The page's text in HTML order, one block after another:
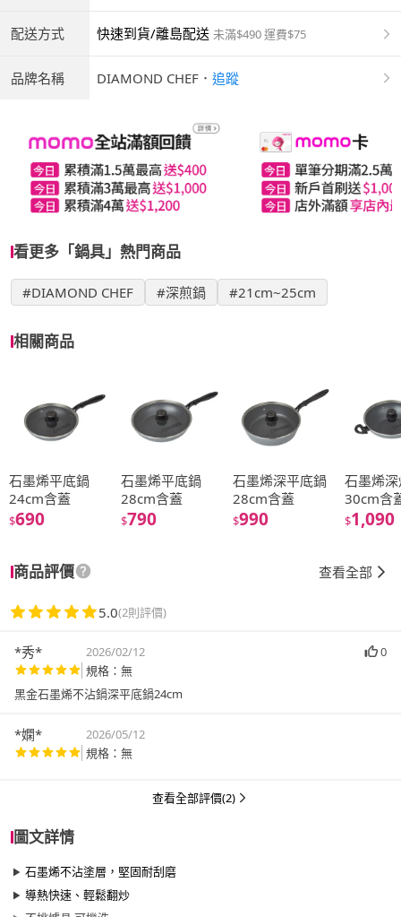
配送方式 快速到貨/離島配送 未滿$490 運費$75
品牌名稱 DIAMOND CHEF ． 追蹤
看更多「鍋具」熱門商品
#DIAMOND CHEF #深煎鍋 #21cm~25cm
相關商品
石墨烯平底鍋
24cm含蓋
$690
石墨烯平底鍋
28cm含蓋
$790
石墨烯深平底鍋
28cm含蓋
$990
石墨烯
30cm含
$1,090
商品評價 查看全部
5.0(2則評價)
*秀* 2026/02/12
0
規格：無
黑金石墨烯不沾鍋深平底鍋24cm
*嫻*
2026/05/12
規格：無
查看全部評價(2)
圖文詳情
石墨烯不沾塗層，堅固耐刮磨
導熱快速、輕鬆翻炒